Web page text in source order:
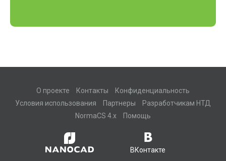
О проекте Контакты
Конфиденциальность
Условия использования
Партнеры
Разработчикам НТД
NormaCS 4.x
Помощь
ВКонтакте